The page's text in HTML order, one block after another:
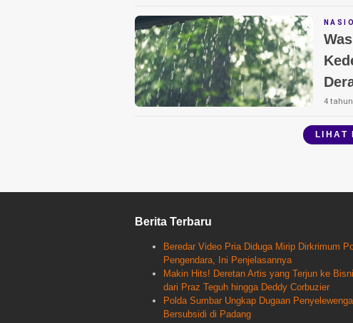
4
LIHAT
Berita Terbaru
Beredar Video Pria Diduga Mirip Dirkrimum
Pengendara, Ini Penjelasannya
Makin Hits! Deretan Artis yang Terjun ke
dari Praz Teguh hingga Deddy Corbuzier
Polda Sumbar Ungkap Dugaan
Bersubsidi di Padang